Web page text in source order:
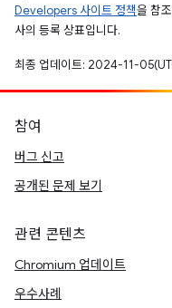
Developers 사이트 정책을 참
사의 등록 상표입니다.
최종 업데이트: 2024-11-
참여
버그 신고
공개된 문제 보기
관련 콘텐츠
Chromium 업데이트
우수사례